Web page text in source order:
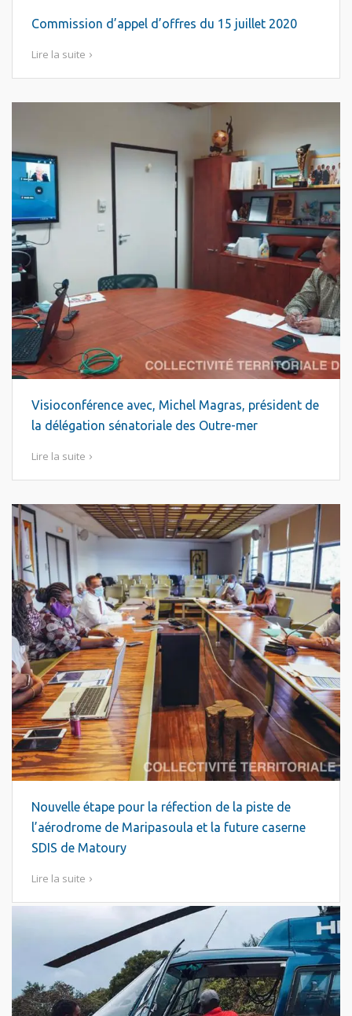
Commission d’appel d’offres du 15 juillet 2020
Lire la suite
Visioconférence avec, Michel Magras, président de
la délégation sénatoriale des Outre-mer
Lire la suite
Nouvelle étape pour la réfection de la piste de
l’aérodrome de Maripasoula et la future caserne
SDIS de Matoury
Lire la suite